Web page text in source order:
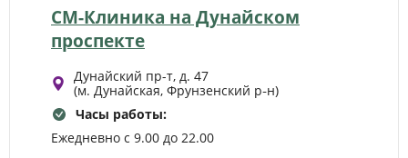
СМ-Клиника на Дунайском
проспекте
Дунайский пр-т, д. 47
(м. Дунайская, Фрунзенский р‑н)
Часы работы:
Ежедневно с 9.00 до 22.00